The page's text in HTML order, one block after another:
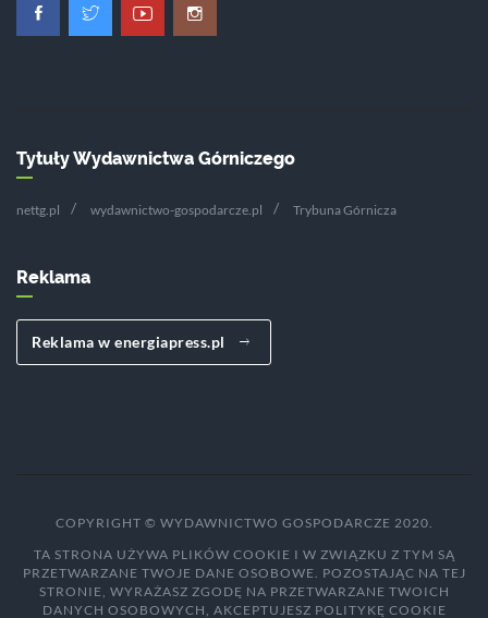
Tytuły Wydawnictwa Górniczego
nettg.pl wydawnictwo-gospodarcze.pl Trybuna Górnicza
Reklama
Reklama w energiapress.pl
COPYRIGHT © WYDAWNICTWO GOSPODARCZE 2020.
TA STRONA UŻYWA PLIKÓW COOKIE I W ZWIĄZKU Z TYM SĄ
PRZETWARZANE TWOJE DANE OSOBOWE. POZOSTAJĄC NA TEJ
STRONIE, WYRAŻASZ ZGODĘ NA PRZETWARZANE TWOICH
DANYCH OSOBOWYCH, AKCEPTUJESZ POLITYKĘ COOKIE